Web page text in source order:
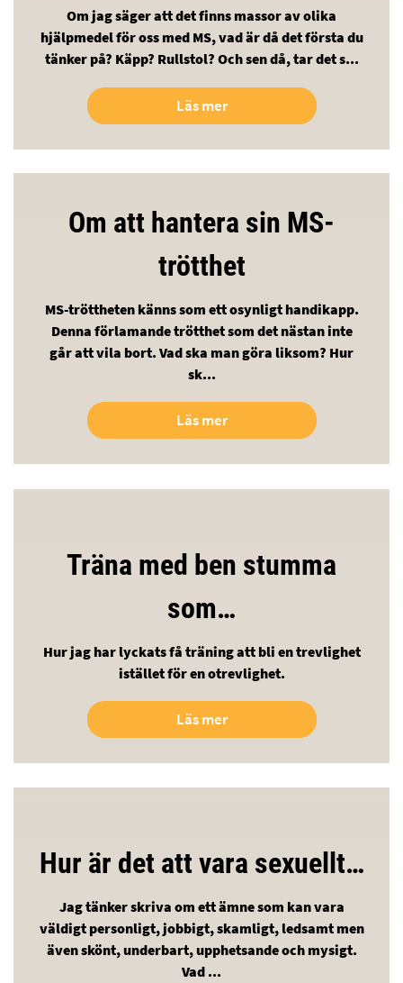
Om jag säger att det finns massor av olika
hjälpmedel för oss med MS, vad är då det första du
tänker på? Käpp? Rullstol? Och sen då, tar det s...
Läs mer
Om att hantera sin MS-
trötthet
MS-tröttheten känns som ett osynligt handikapp.
Denna förlamande trötthet som det nästan inte
går att vila bort. Vad ska man göra liksom? Hur
sk...
Läs mer
Träna med ben stumma
som…
Hur jag har lyckats få träning att bli en trevlighet
istället för en otrevlighet.
Läs mer
Hur är det att vara sexuellt…
Jag tänker skriva om ett ämne som kan vara
väldigt personligt, jobbigt, skamligt, ledsamt men
även skönt, underbart, upphetsande och mysigt.
Vad ...